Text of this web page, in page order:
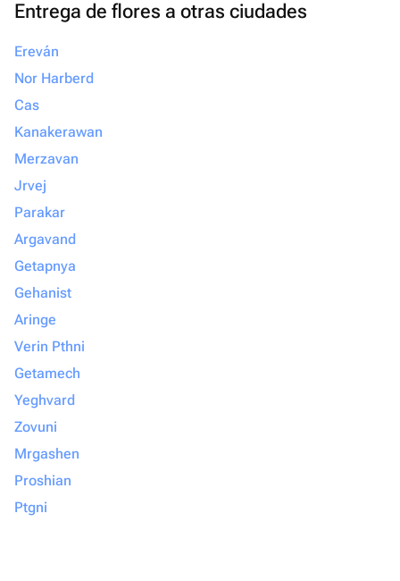
что всё будет выполнено с любовью и
безупречно, смело обращайтесь
именно сюда. Вы точно не пожалеете!
Entrega de flores a otras ciudades
Ereván
Nor Harberd
Cas
Kanakerawan
Merzavan
Jrvej
Parakar
Argavand
Getapnya
Gehanist
Aringe
Verin Pthni
Getamech
Yeghvard
Zovuni
Mrgashen
Proshian
Ptgni